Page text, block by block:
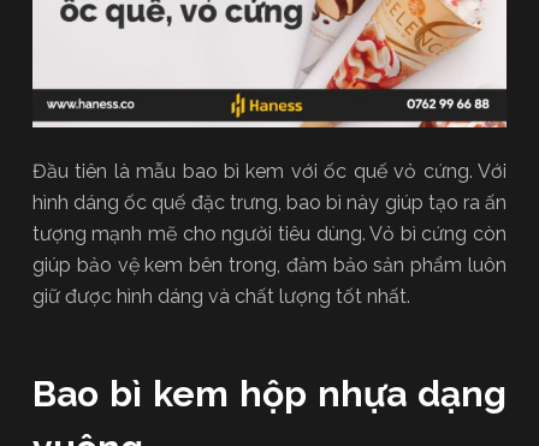
Đầu tiên là mẫu bao bì kem với ốc quế vỏ cứng. Với
hình dáng ốc quế đặc trưng, bao bì này giúp tạo ra ấn
tượng mạnh mẽ cho người tiêu dùng. Vỏ bì cứng còn
giúp bảo vệ kem bên trong, đảm bảo sản phẩm luôn
giữ được hình dáng và chất lượng tốt nhất.
Bao bì kem hộp nhựa dạng